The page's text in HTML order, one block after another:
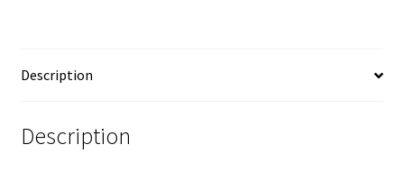
Description
Description